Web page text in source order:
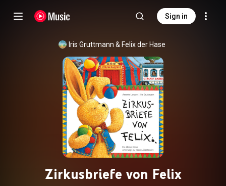
Sign in
Iris Gruttmann & Felix der Hase
Zirkusbriefe von Felix